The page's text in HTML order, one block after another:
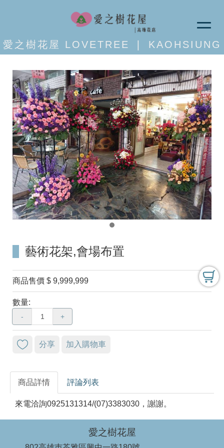
愛之樹花屋 LOVETREE ❘ KAOHSIUNG
藝術花架,會場布置
商品售價 $ 9,999,999
數量:
- +
分享 加入購物車
商品詳情 評論列表
來電洽詢0925131314/(07)3383030，謝謝。
愛之樹花屋